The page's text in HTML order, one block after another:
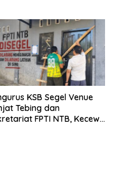
KSB Segel Venue
Tebing dan
FPTI NTB, Kecewa